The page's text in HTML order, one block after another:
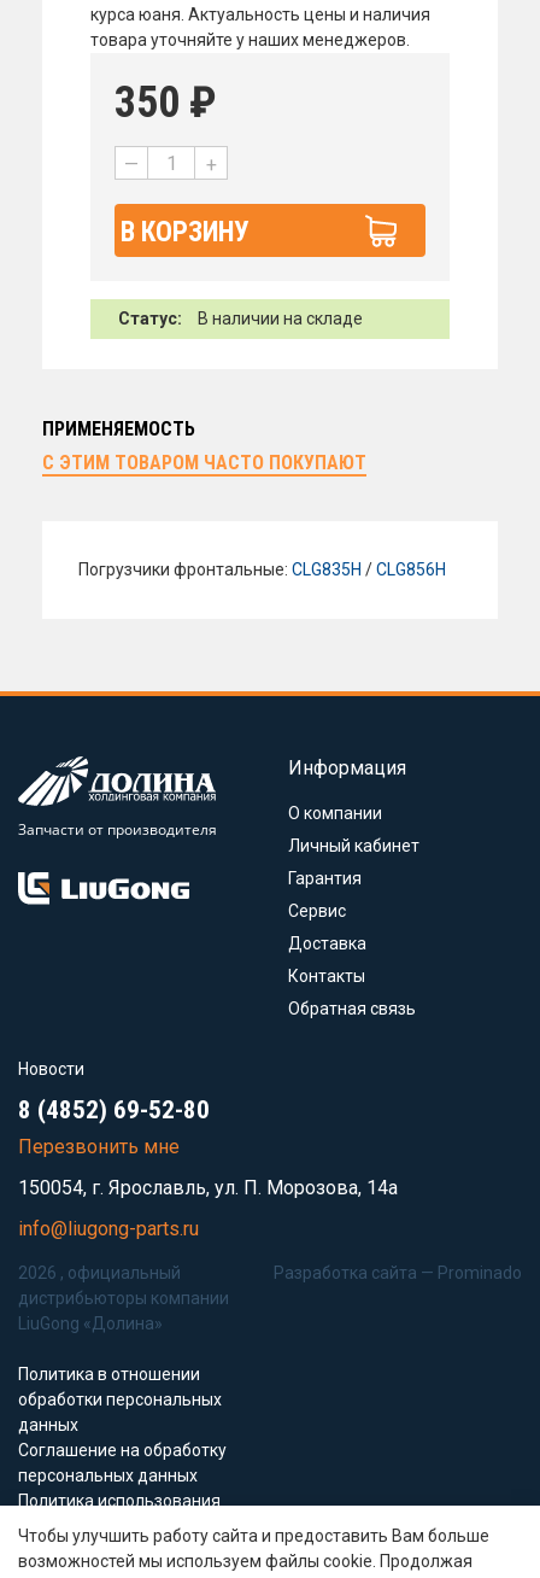
курса юаня. Актуальность цены и наличия
товара уточняйте у наших менеджеров.
350 ₽
— +
В КОРЗИНУ
Статус: В наличии на складе
ПРИМЕНЯЕМОСТЬ
С ЭТИМ ТОВАРОМ ЧАСТО ПОКУПАЮТ
Погрузчики фронтальные: CLG835H /CLG856H
Запчасти от производителя
Информация
О компании
Личный кабинет
Гарантия
Сервис
Доставка
Контакты
Обратная связь
Новости
8 (4852) 69-52-80
Перезвонить мне
150054, г. Ярославль, ул. П. Морозова, 14а
info@liugong-parts.ru
2026 , официальный
дистрибьюторы компании
LiuGong «Долина»
Политика в отношении
обработки персональных
данных
Соглашение на обработку
персональных данных
Политика использования
Cookie-файлов
Разработка сайта — Prominado
Все материалы данного сайта являются объектами авторского права (в
Чтобы улучшить работу сайта и предоставить Вам больше
возможностей мы используем файлы cookie. Продолжая